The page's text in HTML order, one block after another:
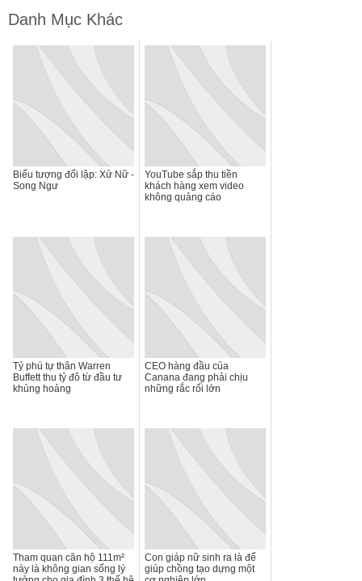
Danh Mục Khác
Biểu tượng đối lập: Xử Nữ -
Song Ngư
YouTube sắp thu tiền
khách hàng xem video
không quảng cáo
Tỷ phú tự thân Warren
Buffett thu tỷ đô từ đầu tư
khủng hoảng
CEO hàng đầu của
Canana đang phải chịu
những rắc rối lớn
Tham quan căn hộ 111m²
này là không gian sống lý
Con giáp nữ sinh ra là để
giúp chồng tạo dựng một